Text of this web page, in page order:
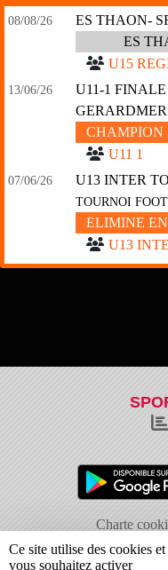
08/08/26 ES THAON-
ES
U15
13/06/26
U11-1
GERARDMER
CHAMPION
U11 1
07/06/26 U13 INTER
TOURNOI
ELIMINE
U13
Charte
Informations légales
Ce site utilise des cookies
vous souhaitez activer